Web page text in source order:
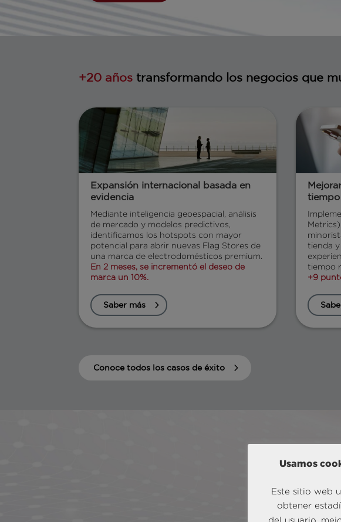
+20 años transformando los negocios que
Expansión internacional basada en
evidencia
Mediante inteligencia geoespacial, análisis
de mercado y modelos predictivos,
identificamos los hotspots con mayor
potencial para abrir nuevas Flag Stores de
una marca de electrodomésticos premium.
En 2 meses, se incrementó el deseo de
marca un 10%.
Saber más
tiempo
tienda
tiempo
+9
Conoce todos los casos de éxito
Medir y
Usamos
Este sitio web
obtener
del usuario,